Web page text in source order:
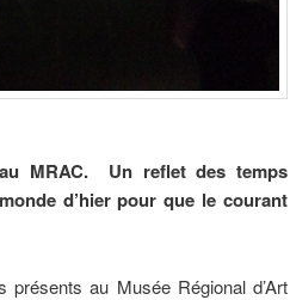
MRAC. Un reflet des temps
d’hier pour que le courant
au Musée Régional d’Art